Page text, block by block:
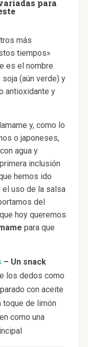
para
más
tiempos»
es el nombre
(aún verde) y
antioxidante y
y, como lo
o japoneses,
agua y
inclusión
hemos ido
uso de la salsa
del
hoy queremos
para que
– Un snack
los dedos como
con aceite
toque de limón
como una